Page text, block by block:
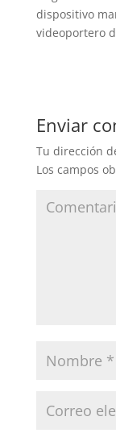
dispositivo
videoportero
Enviar
Tu dirección
Los campos